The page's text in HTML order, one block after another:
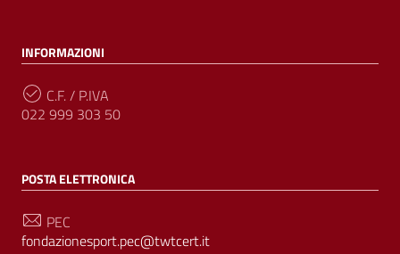
INFORMAZIONI
C.F. / P.IVA
022 999 303 50
POSTA ELETTRONICA
PEC
fondazionesport.pec@twtcert.it